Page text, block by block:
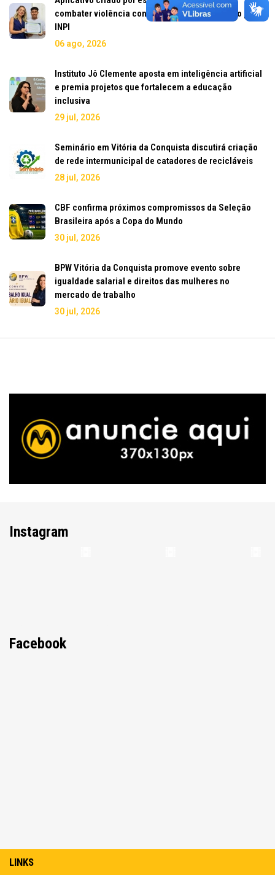
combater violência contra a mulher é registrado pelo
INPI
06 ago, 2026
Instituto Jô Clemente aposta em inteligência artificial
e premia projetos que fortalecem a educação
inclusiva
29 jul, 2026
Seminário em Vitória da Conquista discutirá criação
de rede intermunicipal de catadores de recicláveis
28 jul, 2026
CBF confirma próximos compromissos da Seleção
Brasileira após a Copa do Mundo
30 jul, 2026
BPW Vitória da Conquista promove evento sobre
igualdade salarial e direitos das mulheres no
mercado de trabalho
30 jul, 2026
Instagram
Facebook
LINKS